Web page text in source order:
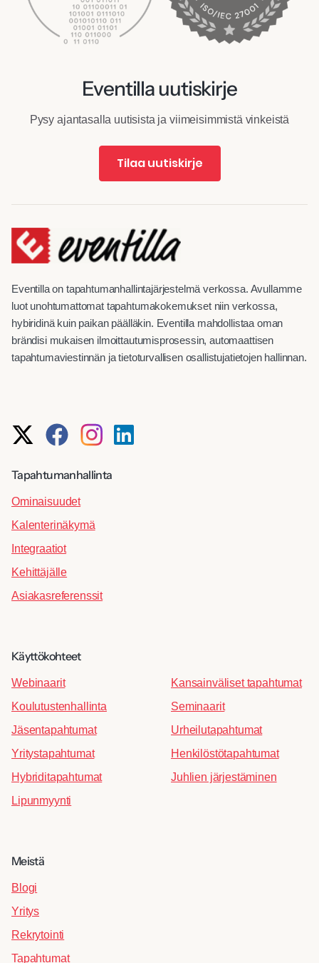
Eventilla uutiskirje
Pysy ajantasalla uutisista ja viimeisimmistä vinkeistä
Tilaa uutiskirje
Eventilla on tapahtumanhallintajärjestelmä verkossa. Avullamme
luot unohtumattomat tapahtumakokemukset niin verkossa,
hybiridinä kuin paikan päälläkin. Eventilla mahdollistaa oman
brändisi mukaisen ilmoittautumisprosessin, automaattisen
tapahtumaviestinnän ja tietoturvallisen osallistujatietojen hallinnan.
Tapahtumanhallinta
Ominaisuudet
Kalenterinäkymä
Integraatiot
Kehittäjälle
Asiakasreferenssit
Käyttökohteet
Webinaarit
Koulutustenhallinta
Jäsentapahtumat
Yritystapahtumat
Hybriditapahtumat
Lipunmyynti
Kansainväliset tapahtumat
Seminaarit
Urheilutapahtumat
Henkilöstötapahtumat
Juhlien järjestäminen
Meistä
Blogi
Yritys
Rekrytointi
Tapahtumat